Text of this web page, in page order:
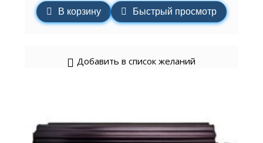
В корзину Быстрый просмотр
Добавить в список желаний